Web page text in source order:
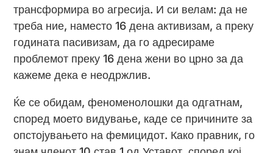
трансформира во агресија. И си велам: да не
треба ние, наместо 16 дена активизам, а преку
годината пасивизам, да го адресираме
проблемот преку 16 дена жени во црно за да
кажеме дека е неодржлив.
Ќе се обидам, феноменолошки да одгатнам,
според моето видување, каде се причините за
опстојувањето на фемицидот. Како правник, го